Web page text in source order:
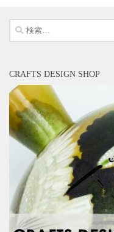
検
索:
CRAFTS DESIGN SHOP